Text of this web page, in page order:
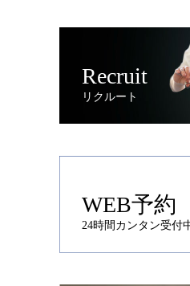
Recruit
リクルート
WEB予約
24時間カンタン受付